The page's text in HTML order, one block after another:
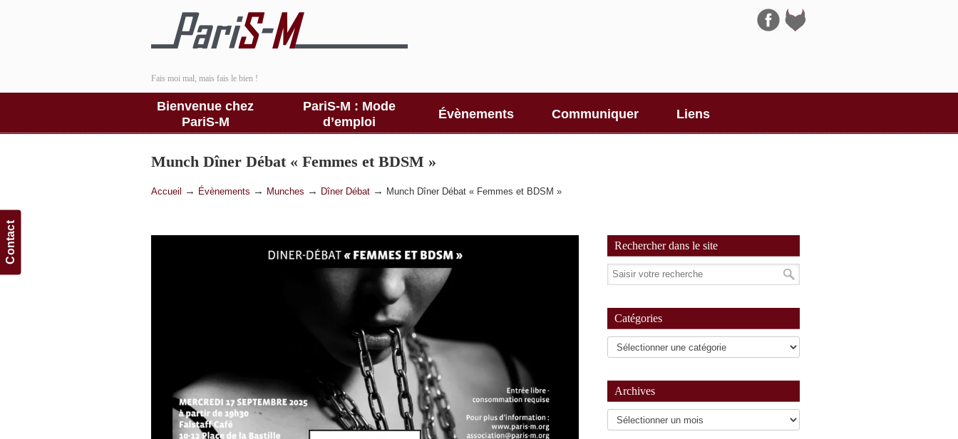
Contact
Fais moi mal, mais fais le bien !
Bienvenue chez
PariS-M
PariS-M : Mode
d’emploi
Évènements Communiquer Liens
Navigation
Munch Dîner Débat « Femmes et BDSM »
Accueil → Évènements → Munches → Dîner Débat → Munch Dîner Débat « Femmes et BDSM »
Rechercher dans le site
Catégories
Archives
Archives